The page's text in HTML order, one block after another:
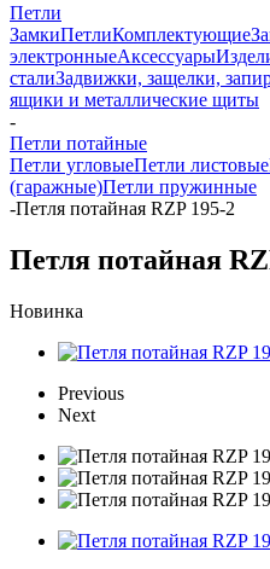
Петли
ЗамкиПетлиКомплектующие
электронныеАксессуары
сталиЗадвижки, защелки,
ящики и металлические щиты
-
Петли потайные
Петли угловыеПетли листовые
(гаражные)Петли пружинные
-Петля потайная RZP 195-2
Петля потайная
Новинка
Previous
Next